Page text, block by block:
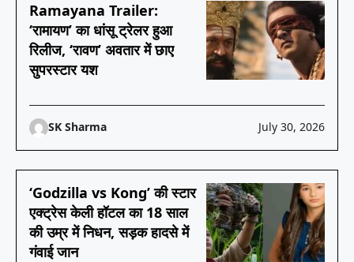
Ramayana Trailer:
‘रामायण’ का धांसू ट्रेलर हुआ
रिलीज, ‘रावण’ अवतार में छाए
सुपरस्टार यश
SK Sharma July 30, 2026
‘Godzilla vs Kong’ की स्टार
एक्ट्रेस केली हॉटल का 18 साल
की उम्र में निधन, सड़क हादसे में
गंवाई जान